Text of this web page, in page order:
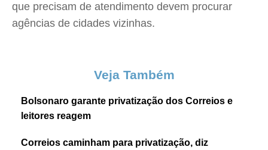
que precisam de atendimento devem procurar
agências de cidades vizinhas.
Veja Também
Bolsonaro garante privatização dos Correios e
leitores reagem
Correios caminham para privatização, diz